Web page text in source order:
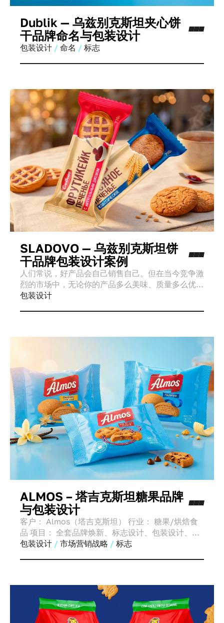
Dublik — 乌兹别克斯坦夹心饼
干品牌命名与包装设计
包装设计 命名 标志
SLADOVO — 乌兹别克斯坦饼
干品牌包装设计案例
人们常说，好产品会自己销售自己。但在当今竞争激
烈的市场中，无论你的产品多么美味、质量多么优
秀，如果外观不能吸引消费者的目光，它很容易淹没
包装设计
ALMOS – 塔吉克斯坦糖果品牌
与包装设计
客户： Almos（塔吉克斯坦） 行业： 糖果/烘焙食
品 项目： 全套品牌焕新、标志设计、包装设计、设
计系统 周期： 8月11日 — 11月11日（3个月高强度工
包装设计 市场营销战略 标志